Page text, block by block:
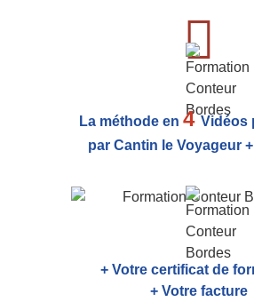
La méthode en 4Vidéos
par Cantin le Voyageur
+ Votre certificat de
+ Votre facture